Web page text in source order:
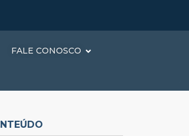
FALE CONOSCO